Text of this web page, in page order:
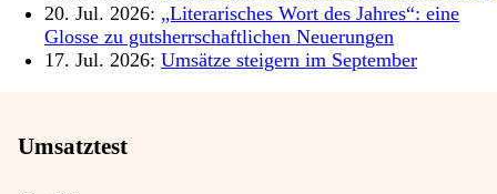
20. Jul. 2026: „Literarisches Wort des Jahres“: eine
Glosse zu gutsherrschaftlichen Neuerungen
17. Jul. 2026: Umsätze steigern im September
Umsatztest